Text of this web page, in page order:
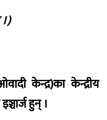
केन्द्र)का केन्द्रीय
हुन् ।